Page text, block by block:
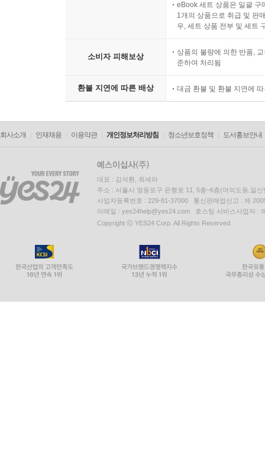
eBook 세트 상품은 일괄 구
1개의 상품으로 취급 및 판
우, 세트 상품 전부 및 세트
소비자 피해보상
상품의 불량에 의한 반품,
준하여 처리됨
환불 지연에 따른 배상 대금 환불 및 환불 지연에
회사소개 인재채용 이용약관 개인정보처리방침 청소년보호정책 도서홍보안내
대표 : 김석환, 최세라
주소 : 서울시 영등포구 은행로 11, 5층~6층(여의도동,일신
사업자등록번호 : 229-81-37000 통신판매업신고 : 제
이메일 : yes24help@yes24.com 호스팅 서비스사업자 :
Copyright ⓒ YES24 Corp. All Rights Reserved.